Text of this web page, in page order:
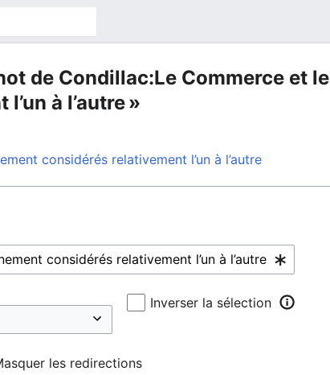
de Condillac:Le Commerce et le
à l’autre »
considérés relativement l’un à l’autre
Inverser la sélection
les redirections